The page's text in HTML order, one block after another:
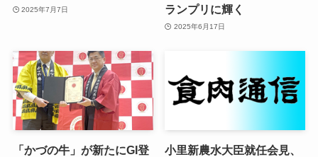
2025年7月7日
ランプリに輝く
2025年6月17日
「かづの牛」が新たにGI登
小里新農水大臣就任会見、